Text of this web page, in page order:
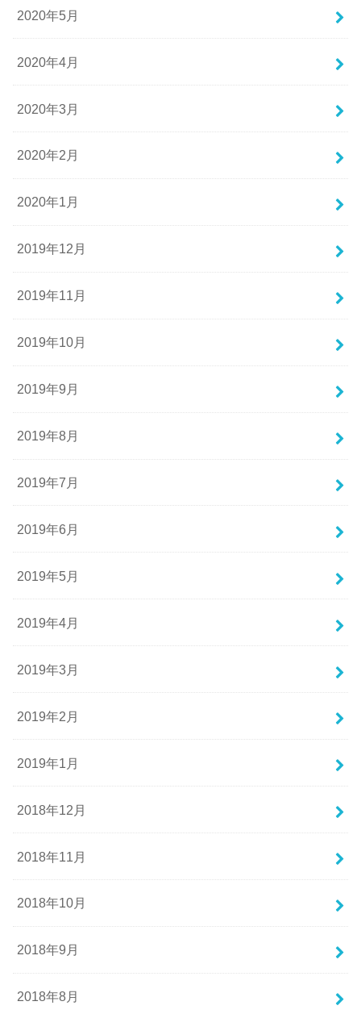
2020年5月
2020年4月
2020年3月
2020年2月
2020年1月
2019年12月
2019年11月
2019年10月
2019年9月
2019年8月
2019年7月
2019年6月
2019年5月
2019年4月
2019年3月
2019年2月
2019年1月
2018年12月
2018年11月
2018年10月
2018年9月
2018年8月